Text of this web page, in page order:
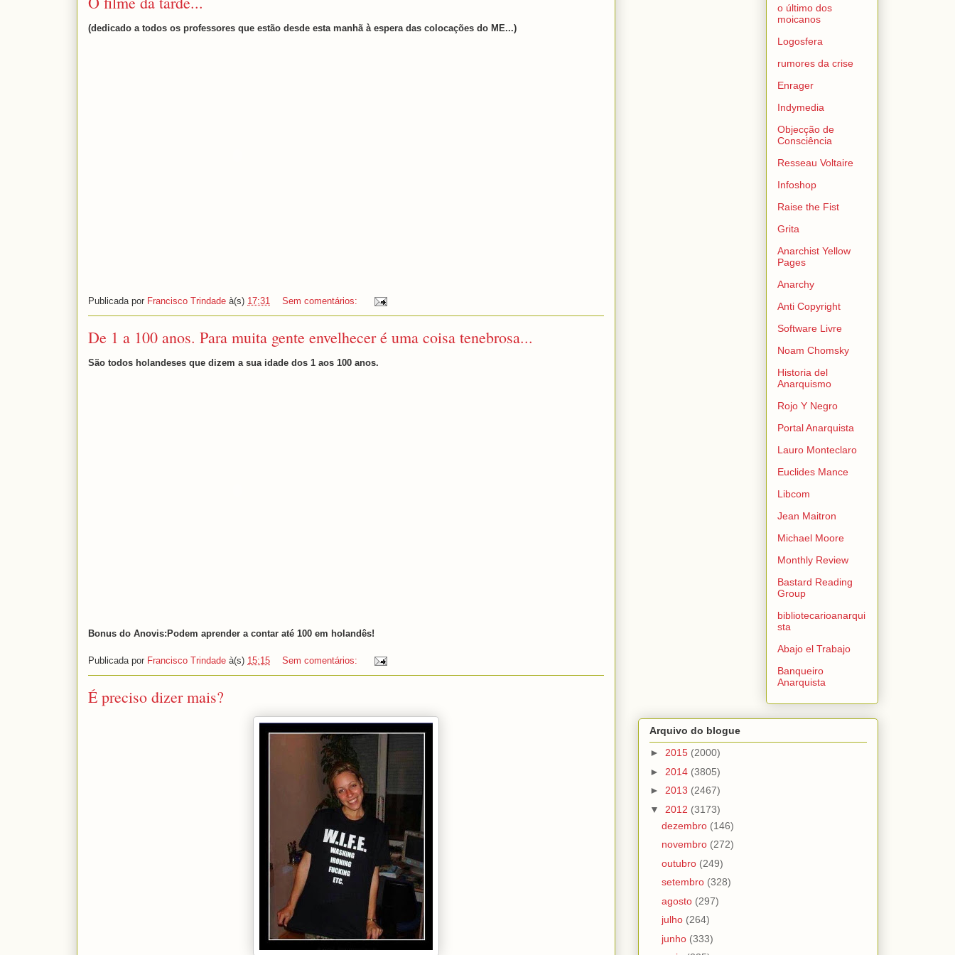
(dedicado a todos os professores que estão desde esta manhã à espera das colocações do ME...)
Publicada por Francisco Trindade à(s) 17:31 Sem comentários:
De 1 a 100 anos. Para muita gente envelhecer é uma coisa tenebrosa...
São todos holandeses que dizem a sua idade dos 1 aos 100 anos.
Bonus do Anovis:Podem aprender a contar até 100 em holandês!
Publicada por Francisco Trindade à(s) 15:15 Sem comentários:
É preciso dizer mais?
o último dos
moicanos
Logosfera
rumores da crise
Enrager
Indymedia
Objecção de
Consciência
Resseau Voltaire
Infoshop
Raise the Fist
Grita
Anarchist Yellow
Pages
Anarchy
Anti Copyright
Software Livre
Noam Chomsky
Historia del
Anarquismo
Rojo Y Negro
Portal Anarquista
Lauro Monteclaro
Euclides Mance
Libcom
Jean Maitron
Michael Moore
Monthly Review
Bastard Reading
Group
bibliotecarioanarqui
sta
Abajo el Trabajo
Banqueiro
Anarquista
Arquivo do blogue
► 2015 (2000)
► 2014 (3805)
► 2013 (2467)
▼ 2012 (3173)
dezembro (146)
novembro (272)
outubro (249)
setembro (328)
agosto (297)
julho (264)
junho (333)